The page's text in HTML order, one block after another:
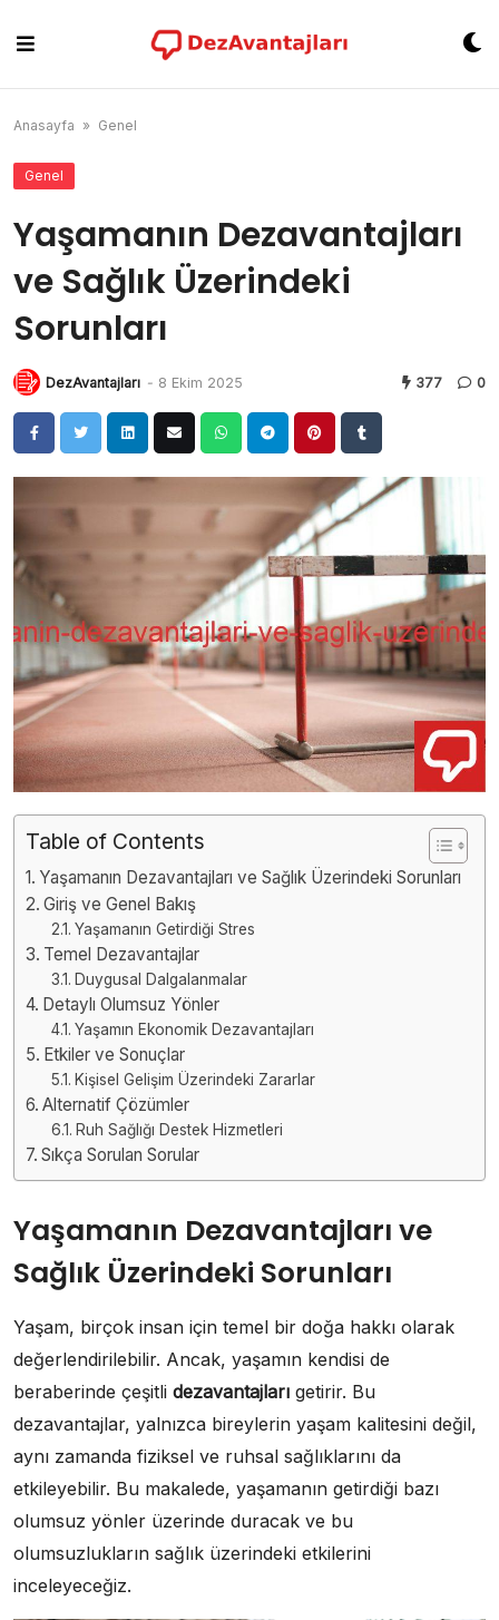
content
Anasayfa » Genel
Genel
Yaşamanın Dezavantajları
ve Sağlık Üzerindeki
Sorunları
DezAvantajları - 8 Ekim 2025 377 0
Table of Contents
Yaşamanın Dezavantajları ve Sağlık Üzerindeki Sorunları
Giriş ve Genel Bakış
Yaşamanın Getirdiği Stres
Temel Dezavantajlar
Duygusal Dalgalanmalar
Detaylı Olumsuz Yönler
Yaşamın Ekonomik Dezavantajları
Etkiler ve Sonuçlar
Kişisel Gelişim Üzerindeki Zararlar
Alternatif Çözümler
Ruh Sağlığı Destek Hizmetleri
Sıkça Sorulan Sorular
Yaşamanın Dezavantajları ve
Sağlık Üzerindeki Sorunları
Yaşam, birçok insan için temel bir doğa hakkı olarak
değerlendirilebilir. Ancak, yaşamın kendisi de
beraberinde çeşitli dezavantajları getirir. Bu
dezavantajlar, yalnızca bireylerin yaşam kalitesini değil,
aynı zamanda fiziksel ve ruhsal sağlıklarını da
etkileyebilir. Bu makalede, yaşamanın getirdiği bazı
olumsuz yönler üzerinde duracak ve bu
olumsuzlukların sağlık üzerindeki etkilerini
inceleyeceğiz.